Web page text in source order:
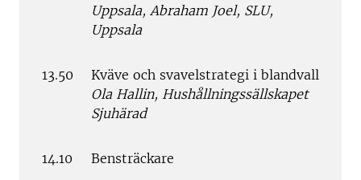
Uppsala, Abraham Joel, SLU,
Uppsala
13.50
Kväve och svavelstrategi i blandvall
Ola Hallin, Hushållningssällskapet
Sjuhärad
14.10 Bensträckare